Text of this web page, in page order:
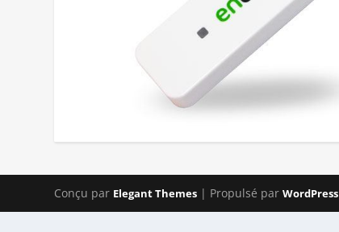
Conçu par Elegant Themes | Propulsé parWordPress